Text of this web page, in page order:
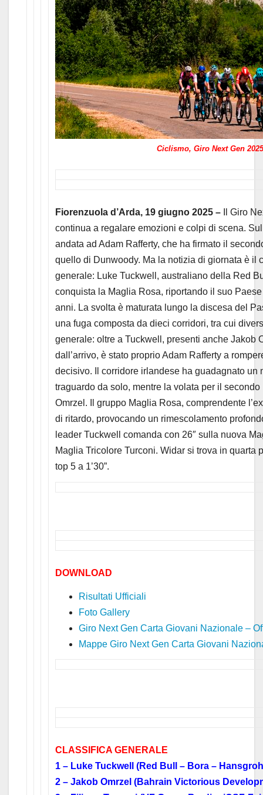
Ciclismo, Giro Next Gen
Fiorenzuola d’Arda, 19 giugno 2025 –
Il Giro
continua a regalare emozioni e colpi di scena.
andata ad Adam Rafferty, che ha firmato il
quello di Dunwoody. Ma la notizia di giornata è il
generale: Luke Tuckwell, australiano della Red
conquista la Maglia Rosa, riportando il suo
anni. La svolta è maturata lungo la discesa del
una fuga composta da dieci corridori, tra cui
generale: oltre a Tuckwell, presenti anche Jakob
dall’arrivo, è stato proprio Adam Rafferty a
decisivo. Il corridore irlandese ha guadagnato un
traguardo da solo, mentre la volata per il
Omrzel. Il gruppo Maglia Rosa, comprendente
di ritardo, provocando un rimescolamento
leader Tuckwell comanda con 26″ sulla nuova
Maglia Tricolore Turconi. Widar si trova in quarta
top 5 a 1’30”.
DOWNLOAD
Risultati Ufficiali
Foto Gallery
Giro Next Gen Carta Giovani Nazionale –
Mappe Giro Next Gen Carta Giovani
CLASSIFICA GENERALE
1 – Luke Tuckwell (Red Bull – Bora –
2 – Jakob Omrzel (Bahrain Victorious